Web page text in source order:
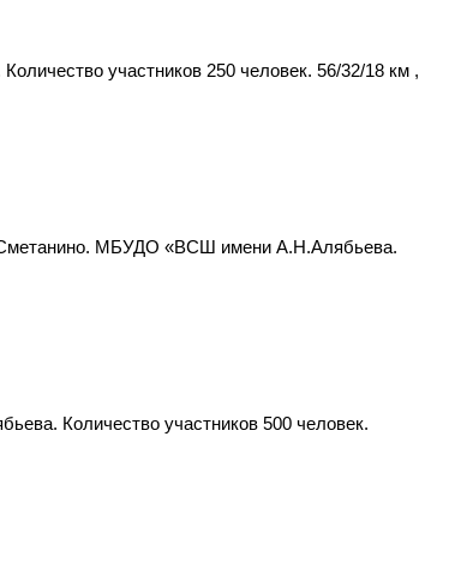
участников 250 человек. 56/32/18 км ,
Сметанино. МБУДО «ВСШ имени А.Н.Алябьева.
Количество участников 500 человек.